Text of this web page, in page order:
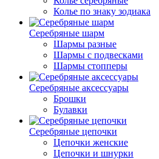
Колье по знаку зодиака
Серебряные шарм
Шармы разные
Шармы с подвесками
Шармы стопперы
Серебряные аксессуары
Брошки
Булавки
Серебряные цепочки
Цепочки женские
Цепочки и шнурки